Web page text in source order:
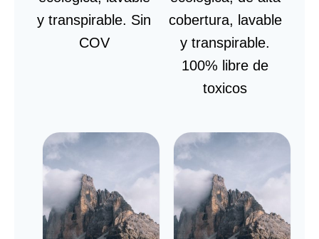
y transpirable. Sin
COV
cobertura, lavable
y transpirable.
100% libre de
toxicos